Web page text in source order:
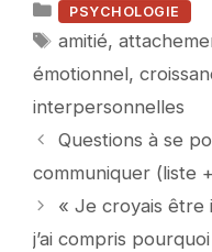
Catégories
PSYCHOLOGIE
Étiquettes
amitié,
émotionnel,
interpersonnelles
Questions à se
communiquer (liste
« Je croyais être
j’ai compris